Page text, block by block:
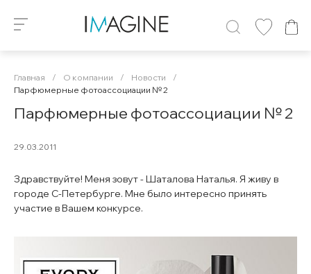
Главная / О компании / Новости
/
Парфюмерные фотоассоциации № 2
Парфюмерные фотоассоциации № 2
29.03.2011
Здравствуйте! Меня зовут - Шаталова Наталья. Я живу в
городе С-Петербурге. Мне было интересно принять
участие в Вашем конкурсе.